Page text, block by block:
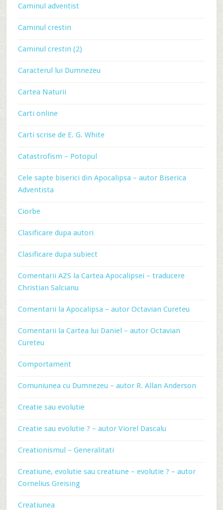
Caminul adventist
Caminul crestin
Caminul crestin (2)
Caracterul lui Dumnezeu
Cartea Naturii
Carti online
Carti scrise de E. G. White
Catastrofism – Potopul
Cele sapte biserici din Apocalipsa – autor Biserica
Adventista
Ciorbe
Clasificare dupa autori
Clasificare dupa subiect
Comentarii AZS la Cartea Apocalipsei – traducere
Christian Salcianu
Comentarii la Apocalipsa – autor Octavian Cureteu
Comentarii la Cartea lui Daniel – autor Octavian
Cureteu
Comportament
Comuniunea cu Dumnezeu – autor R. Allan Anderson
Creatie sau evolutie
Creatie sau evolutie ? – autor Viorel Dascalu
Creationismul – Generalitati
Creatiune, evolutie sau creatiune – evolutie ? – autor
Cornelius Greising
Creatiunea